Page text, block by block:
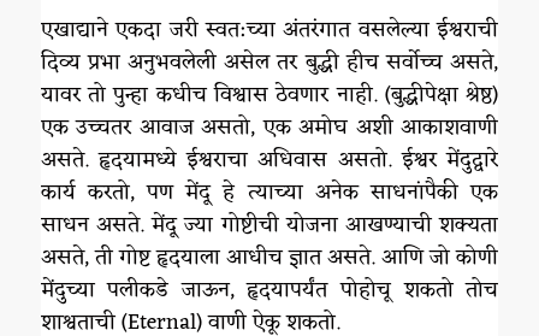
एखाद्याने एकदा जरी स्वत:च्या अंतरंगात वसलेल्या ईश्वराची
दिव्य प्रभा अनुभवलेली असेल तर बुद्धी हीच सर्वोच्च असते,
यावर तो पुन्हा कधीच विश्वास ठेवणार नाही. (बुद्धीपेक्षा श्रेष्ठ)
एक उच्चतर आवाज असतो, एक अमोघ अशी आकाशवाणी
असते. हृदयामध्ये ईश्वराचा अधिवास असतो. ईश्वर मेंदुद्वारे
कार्य करतो, पण मेंदू हे त्याच्या अनेक साधनांपैकी एक
साधन असते. मेंदू ज्या गोष्टीची योजना आखण्याची शक्यता
असते, ती गोष्ट हृदयाला आधीच ज्ञात असते. आणि जो कोणी
मेंदुच्या पलीकडे जाऊन, हृदयापर्यंत पोहोचू शकतो तोच
शाश्वताची (Eternal) वाणी ऐकू शकतो.